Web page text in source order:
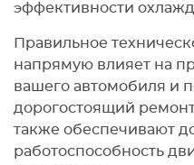
эффективности
Правильное
напрямую влияет на
вашего автомобиля и
дорогостоящий
также обеспечивают
работоспособность